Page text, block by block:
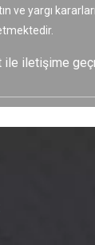
yargı
ile iletişime